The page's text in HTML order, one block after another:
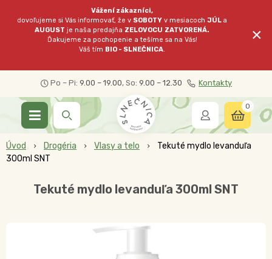
Vážení zákazníci,
dovoľujeme si Vás informovať, že v SOBOTY v mesiacochJÚL a
AUGUST je naša predajňa ZELOVOCU ZATVORENÁ.
Ďakujeme za pochopenie a tešíme sa na Vás!
Váš tím BIO - SLNEČNICA.
×
Po – Pi: 9.00 – 19.00, So: 9.00 – 12.30 Kontakty
0
Úvod Drogéria Vlasy a telo
Tekuté mydlo levanduľa
300ml SNT
Tekuté mydlo levanduľa 300ml SNT